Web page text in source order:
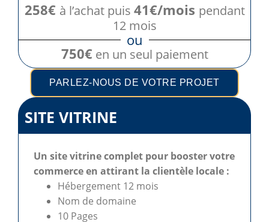
258€ à l’achat puis 41€/mois pendant
12 mois
ou
750€ en un seul paiement
PARLEZ-NOUS DE VOTRE PROJET
SITE VITRINE
Un site vitrine complet pour booster votre
commerce en attirant la clientèle locale :
Hébergement 12 mois
Nom de domaine
10 Pages